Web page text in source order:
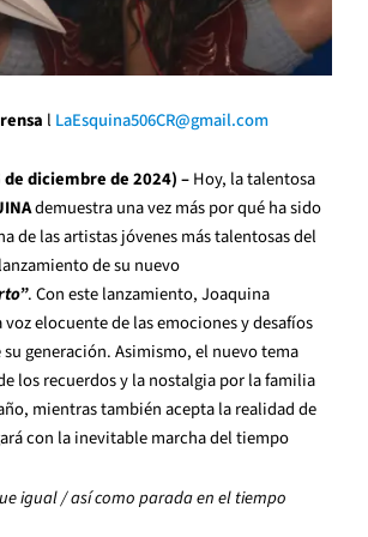
l LaEsquina506CR@gmail.com
de diciembre de 2024) –Hoy, la talentosa
demuestra una vez más por qué ha sido
de las artistas jóvenes más talentosas del
de su nuevo
. Con este lanzamiento, Joaquina
elocuente de las emociones y desafíos
su generación. Asimismo, el nuevo tema
los recuerdos y la nostalgia por la familia
mientras también acepta la realidad de
con la inevitable marcha del tiempo
igual / así como parada en el tiempo